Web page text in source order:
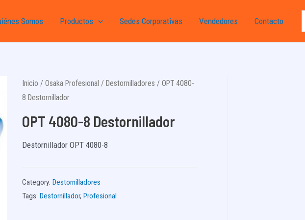
Somos Productos Sedes Corporativas Vendedores Contacto
Inicio / Osaka Profesional / Destornilladores / OPT 4080-
8 Destornillador
OPT 4080-8 Destornillador
Destornillador OPT 4080-8
Category: Destornilladores
Tags: Destornillador, Profesional